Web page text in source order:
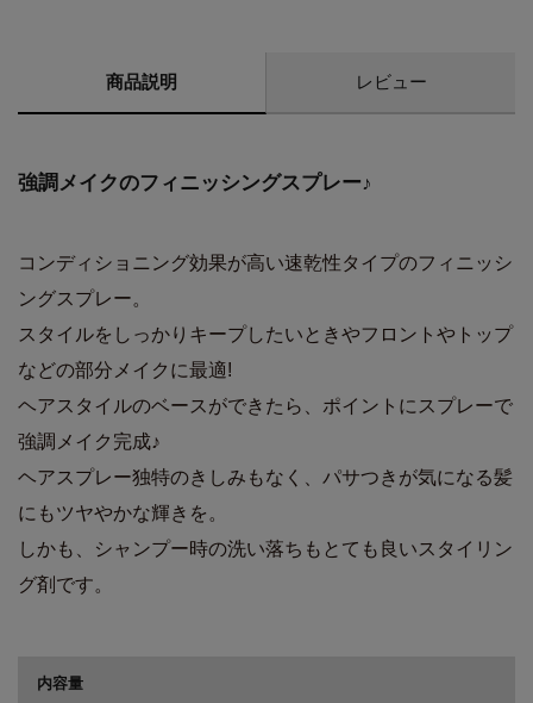
商品説明 レビュー
強調メイクのフィニッシングスプレー♪
コンディショニング効果が高い速乾性タイプのフィニッシ
ングスプレー。
スタイルをしっかりキープしたいときやフロントやトップ
などの部分メイクに最適!
ヘアスタイルのベースができたら、ポイントにスプレーで
強調メイク完成♪
ヘアスプレー独特のきしみもなく、パサつきが気になる髪
にもツヤやかな輝きを。
しかも、シャンプー時の洗い落ちもとても良いスタイリン
グ剤です。
内容量